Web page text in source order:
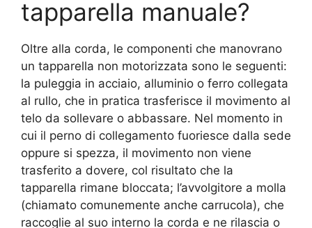
tapparella manuale?
Oltre alla corda, le componenti che manovrano
un tapparella non motorizzata sono le seguenti:
la puleggia in acciaio, alluminio o ferro collegata
al rullo, che in pratica trasferisce il movimento al
telo da sollevare o abbassare. Nel momento in
cui il perno di collegamento fuoriesce dalla sede
oppure si spezza, il movimento non viene
trasferito a dovere, col risultato che la
tapparella rimane bloccata; l’avvolgitore a molla
(chiamato comunemente anche carrucola), che
raccoglie al suo interno la corda e ne rilascia o